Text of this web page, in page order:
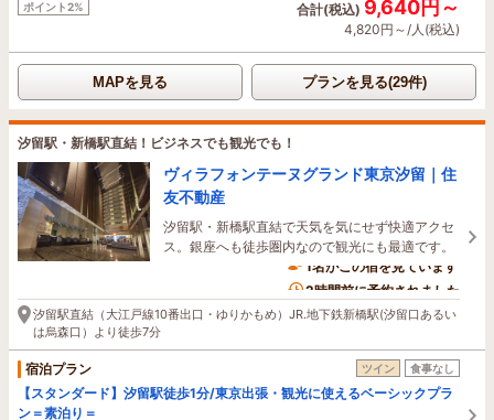
ポイント2% 合計(税込) 9,640円～
4,820円～/人(税込)
MAPを見る プランを見る(29件)
汐留駅・新橋駅直結！ビジネスでも観光でも！
ヴィラフォンテーヌグランド東京汐留｜住
友不動産
汐留駅・新橋駅直結で天気を気にせず快適アクセ
ス。銀座へも徒歩圏内なので観光にも最適です。
1名がこの宿を見ています
2時間前に予約されました
汐留駅直結（大江戸線10番出口・ゆりかもめ）JR.地下鉄新橋駅(汐留口あるい
は烏森口）より徒歩7分
宿泊プラン ツイン 食事なし
【スタンダード】汐留駅徒歩1分/東京出張・観光に使えるベーシックプラ
ン＝素泊り＝